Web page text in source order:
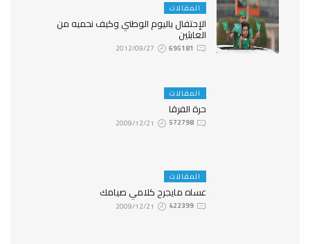
المقالات
الإحتفال باليوم الوطني وكيف نحميه من
العابثين
المقالات
حرة الفرقا
المقالات
عساه مايجرح كلامي صيامك